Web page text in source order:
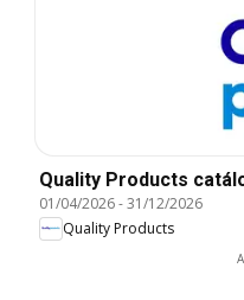
Quality Products
01/04/2026-31/12/2026
Quality Products